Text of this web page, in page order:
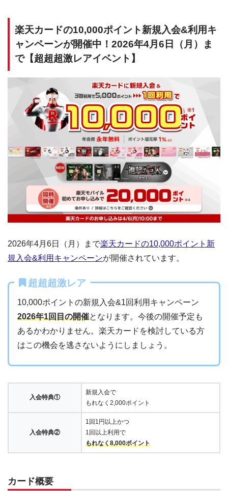
楽天カードの10,000ポイント新規入会&利用キ
ャンペーンが開催中！2026年4月6日（月）ま
で【超超超激レアイベント】
2026年4月6日（月）まで楽天カードの10,000ポイント新
規入会&利用キャンペーンが開催されています。
超超超激レア
10,000ポイントの新規入会&1回利用キャンペーン
2026年1回目の開催となります。今後の開催予定も
あるかわかりません。楽天カードを検討している方
はこの機会を逃さないようにしましょう。
入会特典①
新規入会で
もれなく2,000ポイント
入会特典②
1回1円以上かつ
1回以上利用で
もれなく8,000ポイント
カード概要